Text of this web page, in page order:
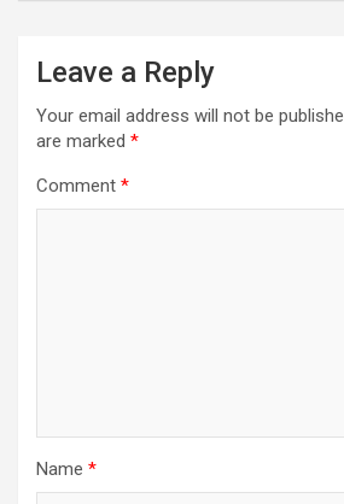
Leave a Reply
Your email address will not be
are marked *
Comment *
Name *